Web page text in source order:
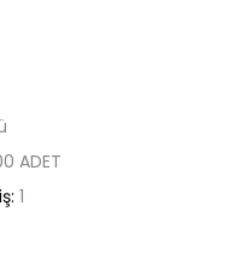
ADET
1